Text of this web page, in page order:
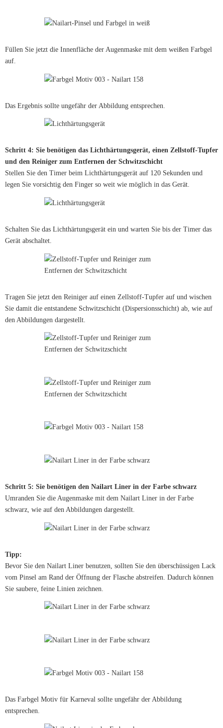
Füllen Sie jetzt die Innenfläche der Augenmaske mit dem weißen Farbgel
auf.
Das Ergebnis sollte ungefähr der Abbildung entsprechen.
Schritt 4: Sie benötigen das Lichthärtungsgerät, einen Zellstoff-Tupfer
und den Reiniger zum Entfernen der Schwitzschicht
Stellen Sie den Timer beim Lichthärtungsgerät auf 120 Sekunden und
legen Sie vorsichtig den Finger so weit wie möglich in das Gerät.
Schalten Sie das Lichthärtungsgerät ein und warten Sie bis der Timer das
Gerät abschaltet.
Tragen Sie jetzt den Reiniger auf einen Zellstoff-Tupfer auf und wischen
Sie damit die entstandene Schwitzschicht (Dispersionsschicht) ab, wie auf
den Abbildungen dargestellt.
Schritt 5: Sie benötigen den Nailart Liner in der Farbe schwarz
Umranden Sie die Augenmaske mit dem Nailart Liner in der Farbe
schwarz, wie auf den Abbildungen dargestellt.
Tipp:
Bevor Sie den Nailart Liner benutzen, sollten Sie den überschüssigen Lack
vom Pinsel am Rand der Öffnung der Flasche abstreifen. Dadurch können
Sie saubere, feine Linien zeichnen.
Das Farbgel Motiv für Karneval sollte ungefähr der Abbildung
entsprechen.